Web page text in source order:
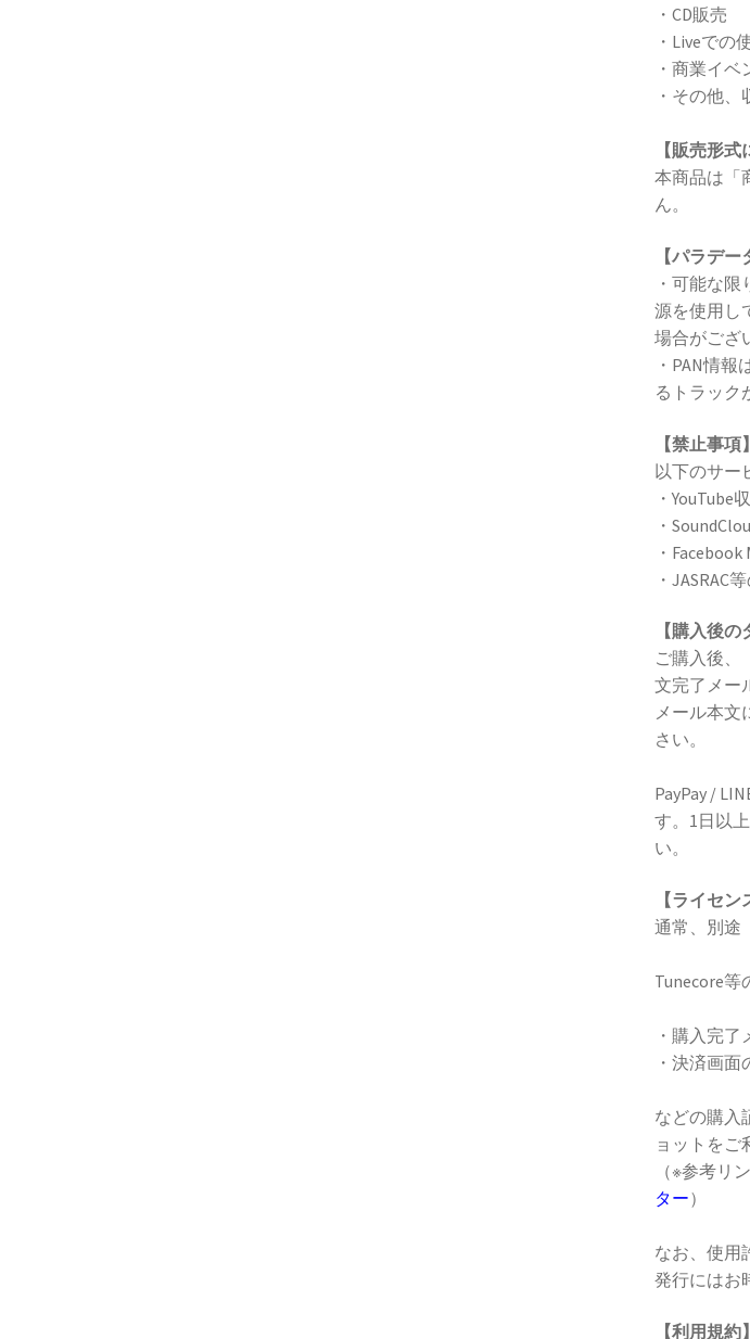
・CD販売
・Liveでの
・商業イベ
・その他
【販売形式
本商品は「
ん。
【パラデ
・可能な
源を使用し
場合がござ
・PAN情
るトラック
【禁止事項】
以下のサー
・YouTube
・
・
・JASRAC
【購入後の
ご購入後、
文完了メー
メール本文
さい。
PayPay /
す。1日以
い。
【ライセン
通常、別途
Tunecore等
・購入完了
・決済画
などの購入
ョットをご
（※参考リ
ター）
なお、使用
発行にはお
【利用規約】